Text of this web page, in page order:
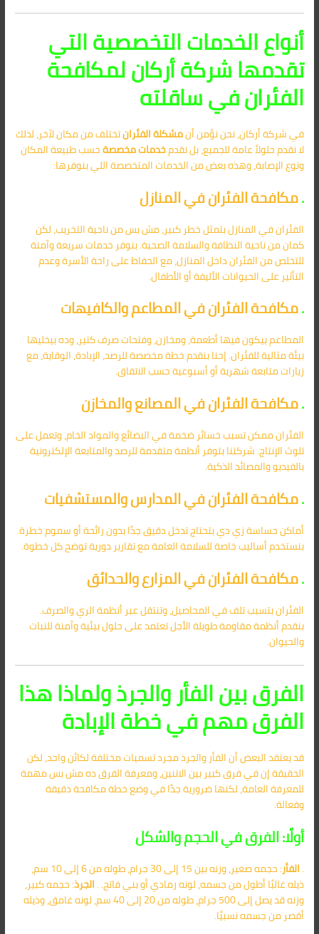
أنواع الخدمات التخصصية التي
تقدمها شركة أركان لمكافحة
الفئران في ساقلته
في شركة أركان، نحن نؤمن أنمشكلة الفئرانتختلف من مكان لآخر، لذلك
لا نقدم حلولاً عامة للجميع، بل نقدمخدمات مخصصةحسب طبيعة المكان
ونوع الإصابة، وهذه بعض من الخدمات المتخصصة اللي بنوفرها:
.مكافحة الفئران في المنازل
الفئران في المنازل بتمثل خطر كبير، مش بس من ناحية التخريب، لكن
كمان من ناحية النظافة والسلامة الصحية. بنوفر خدمات سريعة وآمنة
للتخلص من الفئران داخل المنازل، مع الحفاظ على راحة الأسرة وعدم
التأثير على الحيوانات الأليفة أو الأطفال.
.مكافحة الفئران في المطاعم والكافيهات
المطاعم بيكون فيها أطعمة، ومخازن، وفتحات صرف كتير، وده بيخليها
بيئة مثالية للفئران. إحنا بنقدم خطة مخصصة للرصد، الإبادة، الوقاية، مع
زيارات متابعة شهرية أو أسبوعية حسب الاتفاق.
.مكافحة الفئران في المصانع والمخازن
الفئران ممكن تسبب خسائر ضخمة في البضائع والمواد الخام، وتعمل على
تلوث الإنتاج. شركتنا بتوفر أنظمة متقدمة للرصد والمتابعة الإلكترونية
بالفيديو والمصائد الذكية.
.مكافحة الفئران في المدارس والمستشفيات
أماكن حساسة زي دي بتحتاج تدخل دقيق جدًا بدون رائحة أو سموم خطرة.
بنستخدم أساليب خاصة للسلامة العامة مع تقارير دورية توضح كل خطوة.
.مكافحة الفئران في المزارع والحدائق
الفئران بتسبب تلف في المحاصيل، وتنتقل عبر أنظمة الري والصرف.
بنقدم أنظمة مقاومة طويلة الأجل تعتمد على حلول بيئية وآمنة للنبات
والحيوان.
الفرق بين الفأر والجرذ ولماذا هذا
الفرق مهم في خطة الإبادة
قد يعتقد البعض أن الفأر والجرذ مجرد تسميات مختلفة لكائن واحد، لكن
الحقيقة إن في فرق كبير بين الاتنين، ومعرفة الفرق ده مش بس مهمة
للمعرفة العامة، لكنها ضرورية جدًا في وضع خطة مكافحة دقيقة
وفعالة.
أولًا: الفرق في الحجم والشكل
.الفأر
: حجمه صغير، وزنه بين 15 إلى 30 جرام، طوله من 6 إلى 10 سم،
ذيله غالبًا أطول من جسمه، لونه رمادي أو بني فاتح. .الجرذ: حجمه كبير،
وزنه قد يصل إلى 500 جرام، طوله من 20 إلى 40 سم، لونه غامق، وذيله
أقصر من جسمه نسبيًا.